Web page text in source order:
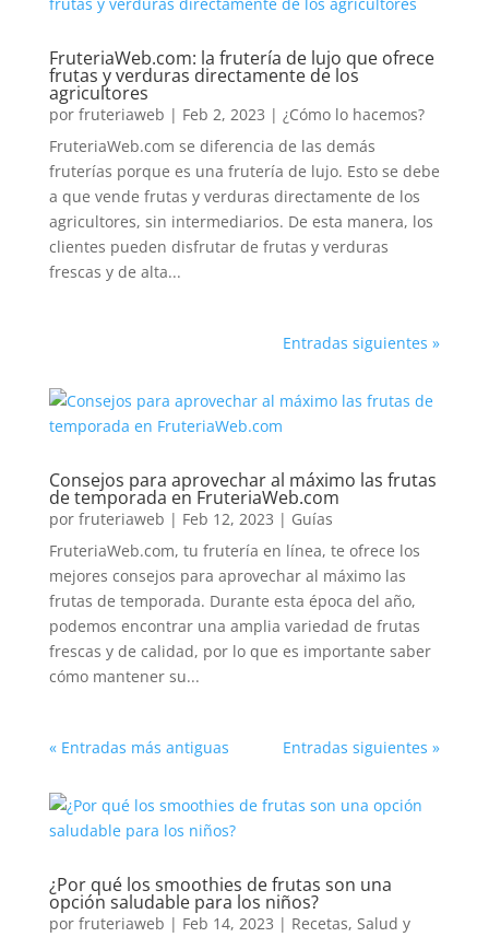
FruteriaWeb.com: la frutería de lujo que ofrece
frutas y verduras directamente de los
agricultores
por fruteriaweb | Feb 2, 2023 | ¿Cómo lo hacemos?
FruteriaWeb.com se diferencia de las demás
fruterías porque es una frutería de lujo. Esto se debe
a que vende frutas y verduras directamente de los
agricultores, sin intermediarios. De esta manera, los
clientes pueden disfrutar de frutas y verduras
frescas y de alta...
Entradas siguientes »
Consejos para aprovechar al máximo las frutas
de temporada en FruteriaWeb.com
por fruteriaweb | Feb 12, 2023 | Guías
FruteriaWeb.com, tu frutería en línea, te ofrece los
mejores consejos para aprovechar al máximo las
frutas de temporada. Durante esta época del año,
podemos encontrar una amplia variedad de frutas
frescas y de calidad, por lo que es importante saber
cómo mantener su...
« Entradas más antiguas Entradas siguientes »
¿Por qué los smoothies de frutas son una
opción saludable para los niños?
por fruteriaweb | Feb 14, 2023 | Recetas, Salud y